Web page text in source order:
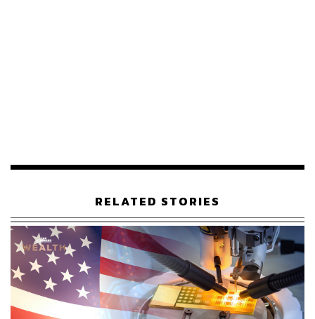
ด้อยกว่ารุ่นท็อปแต่เหมาะกับการทำ inference (การตีความ
และสรุปผลของโมเดล AI) สหรัฐฯ เคยจำกัดการขาย H20 ให้
จีน แต่ต่อมาก็อนุมัติการส่งออกในบางกรณี โดยแลกกับส่วน
แบ่งรายได้ 15% อย่างไรก็ตาม จีนกลับแสดงท่าทีไม่สนับสนุน
การใช้งาน H20 ทำให้ Nvidia แม้ได้รับอนุญาตแล้วก็ยังไม่
สามารถส่งออกจริง CFO ของ Nvidia ยอมรับว่าบริษัทต้องรอ
ให้รัฐบาลจีนแสดงท่าทีเชิงบวกก่อน
RELATED STORIES